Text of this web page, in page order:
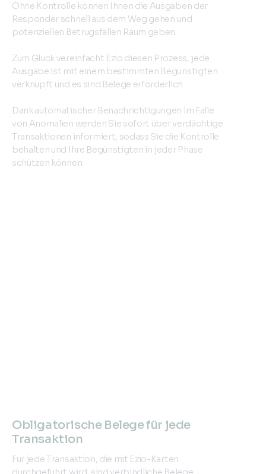
Ohne Kontrolle können Ihnen die Ausgaben der
Responder schnell aus dem Weg gehen und
potenziellen Betrugsfällen Raum geben.
Zum Glück vereinfacht Ezio diesen Prozess, jede
Ausgabe ist mit einem bestimmten Begünstigten
verknüpft und es sind Belege erforderlich.
Dank automatischer Benachrichtigungen im Falle
von Anomalien werden Sie sofort über verdächtige
Transaktionen informiert, sodass Sie die Kontrolle
behalten und Ihre Begünstigten in jeder Phase
schützen können.
Obligatorische Belege für jede
Transaktion
Für jede Transaktion, die mit Ezio-Karten